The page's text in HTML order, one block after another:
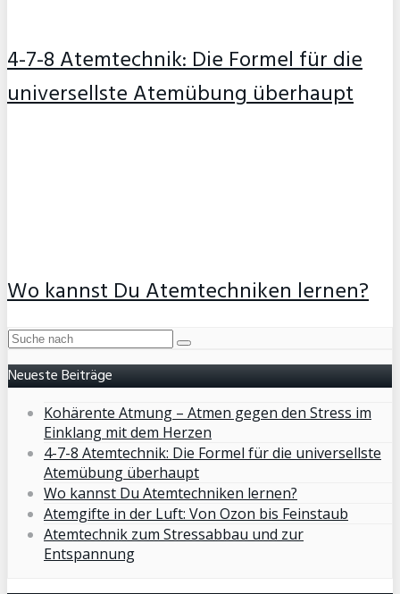
4-7-8 Atemtechnik: Die Formel für die
universellste Atemübung überhaupt
Wo kannst Du Atemtechniken lernen?
Neueste Beiträge
Kohärente Atmung – Atmen gegen den Stress im
Einklang mit dem Herzen
4-7-8 Atemtechnik: Die Formel für die universellste
Atemübung überhaupt
Wo kannst Du Atemtechniken lernen?
Atemgifte in der Luft: Von Ozon bis Feinstaub
Atemtechnik zum Stressabbau und zur
Entspannung